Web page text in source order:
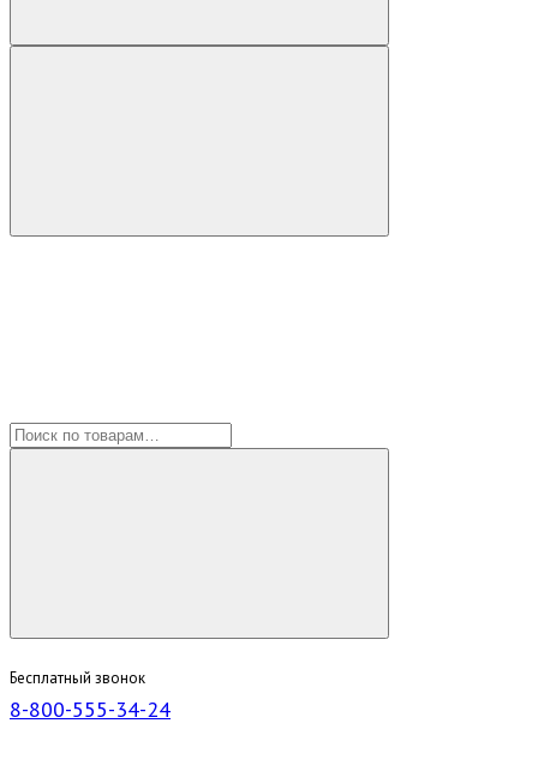
Бесплатный звонок
8-800-555-34-24